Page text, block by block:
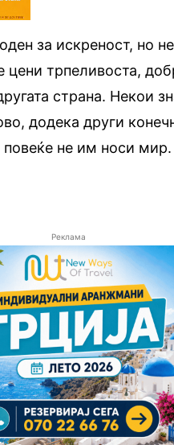
за искреност, но
трпеливоста,
страна. Некои
додека други
повеќе не им носи мир.
Реклама